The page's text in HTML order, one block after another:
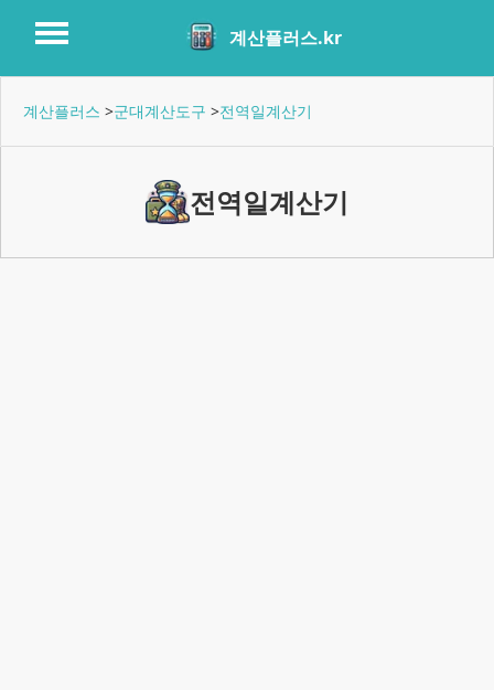
계산플러스.kr
계산플러스 >군대계산도구 >전역일계산기
전역일계산기